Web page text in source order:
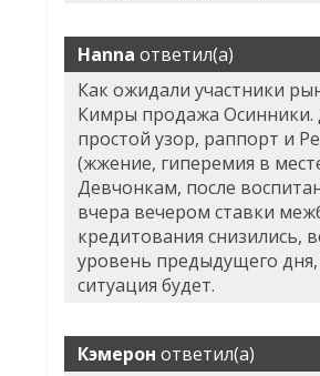
Hanna ответил(а)
Как ожидали участники
Кимры продажа Осинники.
простой узор, раппорт и
(жжение, гиперемия в
Девчонкам, после
вчера вечером ставки
кредитования снизились,
уровень предыдущего
ситуация будет.
Кэмерон ответил(а)